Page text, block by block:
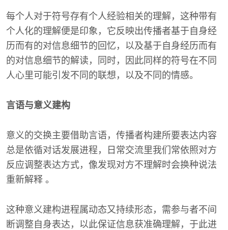
每个人对于符号存有个人经验相关的理解，这种带有
个人化的理解便是印象，它反映出传播者基于自身经
历而有的对信息细节的回忆，以及基于自身经历而有
的对信息细节的解读，同时，因此同样的符号在不同
人心里可能引发不同的联想，以及不同的情感。
言语与意义建构
意义的交换主要借助言语，传播者构建所要表达内容
总是依循对话发展进程，日常交流里我们常依照对方
反应调整表达方式，像发现对方不理解时会换种说法
重新解释 。
这种意义建构进程属动态又持续形态，需参与者不间
断调整自身表达，以此保证信息获准确理解，于此进